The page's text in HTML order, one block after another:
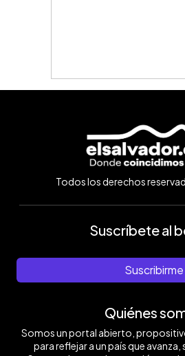
Todos los derechos
Suscríbete al
Suscribirme
Quiénes
Somos un portal abierto,
para reflejar a un país que avanza,